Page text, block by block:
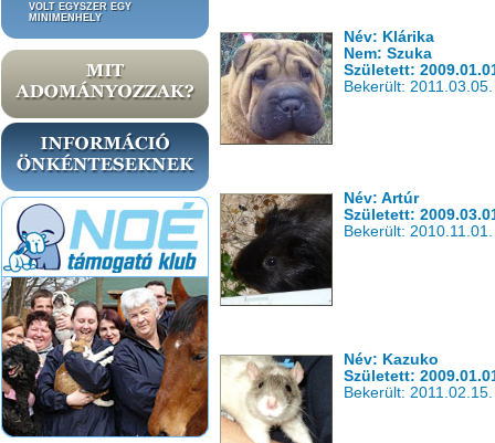
VOLT EGYSZER EGY
MINIMENHELY
Név: Klárika
Nem: Szuka
Született:
Bekerült: 2011.03.05.
Név: Artúr
Született:
Bekerült: 2010.11.01.
Név: Kazuko
Született:
Bekerült: 2011.02.15.